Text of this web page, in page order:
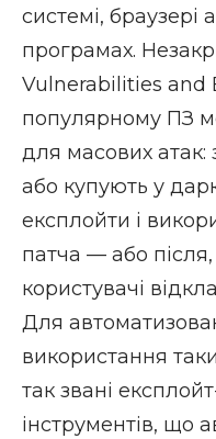
системі, браузері
програмах.
Vulnerabilities and
популярному ПЗ
для масових атак:
або купують у
експлойти і
патча — або
користувачі
Для
використання
так звані
інструментів, що